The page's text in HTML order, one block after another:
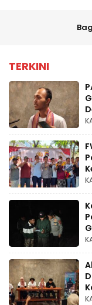
TERKINI